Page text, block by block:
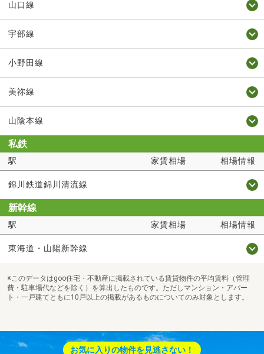
山口線
宇部線
小野田線
美祢線
山陰本線
私鉄
駅 家賃相場 相場情報
錦川鉄道錦川清流線
新幹線
駅 家賃相場 相場情報
東海道・山陽新幹線
※このデータはgoo住宅・不動産に掲載されている賃貸物件の平均賃料（管理
費・駐車場代などを除く）を算出したものです。ただしマンション・アパー
ト・一戸建てともに10戸以上の掲載があるものについてのみ対象とします。
お気に入りの物件を見逃さない！